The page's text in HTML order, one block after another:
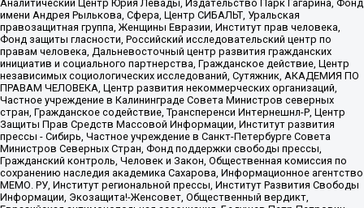
Аналитический Центр Юрия Левады, Издательство Парк Гагарина, Фонд
имени Андрея Рылькова, Сфера, Центр СИБАЛЬТ, Уральская
правозащитная группа, Женщины Евразии, Институт прав человека,
Фонд защиты гласности, Российский исследовательский центр по
правам человека, Дальневосточный центр развития гражданских
инициатив и социального партнерства, Гражданское действие, Центр
независимых социологических исследований, Сутяжник, АКАДЕМИЯ ПО
ПРАВАМ ЧЕЛОВЕКА, Центр развития некоммерческих организаций,
Частное учреждение в Калининграде Совета Министров северных
стран, Гражданское содействие, Трансперенси Интернешнл-Р, Центр
Защиты Прав Средств Массовой Информации, Институт развития
прессы - Сибирь, Частное учреждение в Санкт-Петербурге Совета
Министров Северных Стран, Фонд поддержки свободы прессы,
Гражданский контроль, Человек и Закон, Общественная комиссия по
сохранению наследия академика Сахарова, Информационное агентство
МЕМО. РУ, Институт региональной прессы, Институт Развития Свободы
Информации, Экозащита!-Женсовет, Общественный вердикт,